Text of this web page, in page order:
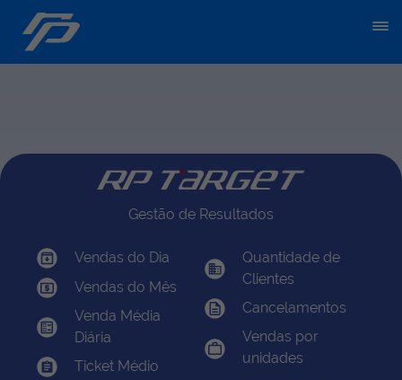
Gestão de Resultados
Vendas do Dia
Vendas do Mês
Venda Média
Diária
Ticket Médio
Quantidade de
Clientes
Cancelamentos
Vendas por
unidades